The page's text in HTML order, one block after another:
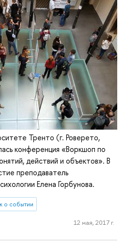
Тренто (г. Роверето,
конференция «Воркшоп по
действий и объектов». В
преподаватель
Елена Горбунова.
о событии
12 мая, 2017 г.